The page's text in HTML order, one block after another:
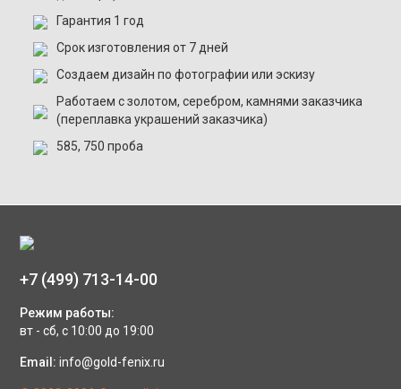
Гарантия 1 год
Срок изготовления от 7 дней
Создаем дизайн по фотографии или эскизу
Работаем с золотом, серебром, камнями заказчика
(переплавка украшений заказчика)
585, 750 проба
+7 (499) 713-14-00
Режим работы:
вт - сб, с 10:00 до 19:00
Email: info@gold-fenix.ru